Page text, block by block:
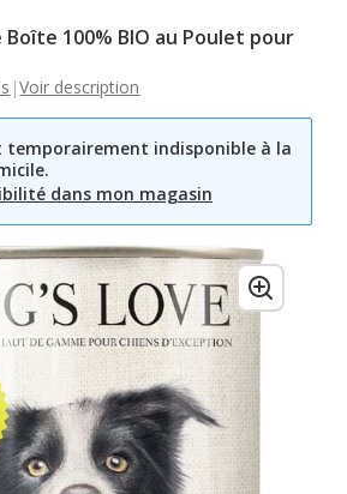
Boîte 100% BIO au Poulet pour
|Voir description
temporairement indisponible à la
dans mon magasin